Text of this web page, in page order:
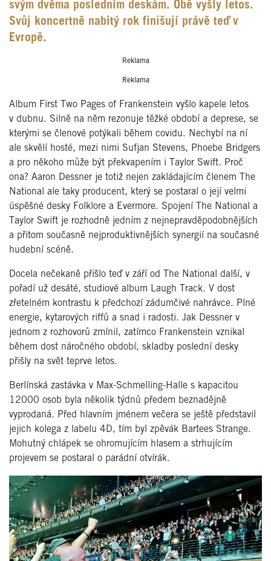
svým dvěma posledním deskám. Obě vyšly letos.
Svůj koncertně nabitý rok finišují právě teď v
Evropě.
Reklama
Reklama
Album First Two Pages of Frankenstein vyšlo kapele letos
v dubnu. Silně na něm rezonuje těžké období a deprese, se
kterými se členové potýkali během covidu. Nechybí na ní
ale skvělí hosté, mezi nimi Sufjan Stevens, Phoebe Bridgers
a pro někoho může být překvapením i Taylor Swift. Proč
ona? Aaron Dessner je totiž nejen zakládajícím členem The
National ale taky producent, který se postaral o její velmi
úspěšné desky Folklore a Evermore. Spojení The National a
Taylor Swift je rozhodně jedním z nejnepravděpodobnějších
a přitom současně nejproduktivnějších synergií na současné
hudební scéně.
Docela nečekaně přišlo teď v září od The National další, v
pořadí už desáté, studiové album Laugh Track. V dost
zřetelném kontrastu k předchozí zádumčivé nahrávce. Plné
energie, kytarových riffů a snad i radosti. Jak Dessner v
jednom z rozhovorů zmínil, zatímco Frankenstein vznikal
během dost náročného období, skladby poslední desky
přišly na svět teprve letos.
Berlínská zastávka v Max-Schmelling-Halle s kapacitou
12000 osob byla několik týdnů předem beznadějně
vyprodaná. Před hlavním jménem večera se ještě představil
jejich kolega z labelu 4D, tím byl zpěvák Bartees Strange.
Mohutný chlápek se ohromujícím hlasem a strhujícím
projevem se postaral o parádní otvírák.